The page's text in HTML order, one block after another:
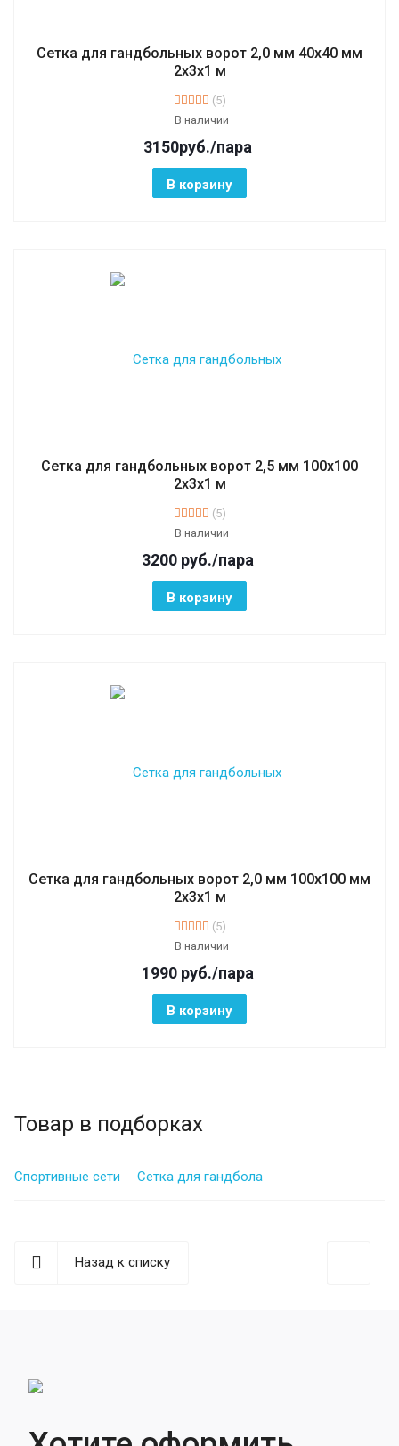
Сетка для гандбольных ворот 2,0 мм 40х40 мм
2х3х1 м
(5)
В наличии
3150руб./пара
В корзину
Сетка для гандбольных ворот 2,5 мм 100х100
2х3х1 м
(5)
В наличии
3200 руб./пара
В корзину
Сетка для гандбольных ворот 2,0 мм 100х100 мм
2х3х1 м
(5)
В наличии
1990 руб./пара
В корзину
Товар в подборках
Спортивные сети Сетка для гандбола
Назад к списку